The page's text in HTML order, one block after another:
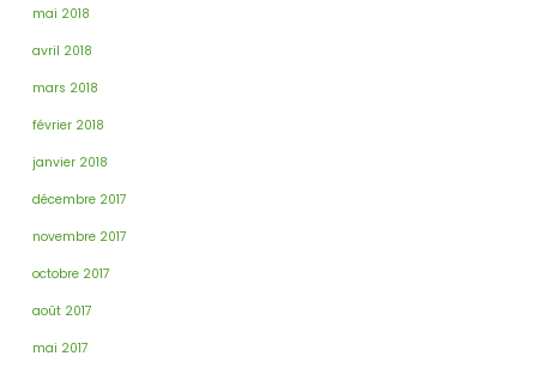
mai 2018
avril 2018
mars 2018
février 2018
janvier 2018
décembre 2017
novembre 2017
octobre 2017
août 2017
mai 2017